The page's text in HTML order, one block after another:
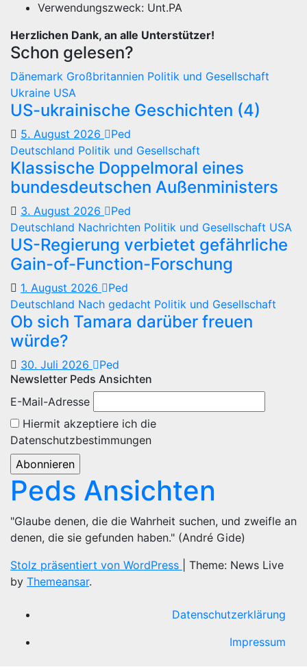
Verwendungszweck: Unt.PA
Herzlichen Dank, an alle Unterstützer!
Schon gelesen?
Dänemark Großbritannien Politik und Gesellschaft
Ukraine USA
US-ukrainische Geschichten (4)
5. August 2026
Ped
Deutschland Politik und Gesellschaft
Klassische Doppelmoral eines
bundesdeutschen Außenministers
3. August 2026
Ped
Deutschland Nachrichten Politik und Gesellschaft USA
US-Regierung verbietet gefährliche
Gain-of-Function-Forschung
1. August 2026
Ped
Deutschland Nach gedacht Politik und Gesellschaft
Ob sich Tamara darüber freuen
würde?
30. Juli 2026
Ped
Newsletter Peds Ansichten
E-Mail-Adresse
Hiermit akzeptiere ich die
Datenschutzbestimmungen
Peds Ansichten
"Glaube denen, die die Wahrheit suchen, und zweifle an
denen, die sie gefunden haben." (André Gide)
Stolz präsentiert von WordPress
Theme: News Live
by Themeansar.
Datenschutzerklärung
Impressum